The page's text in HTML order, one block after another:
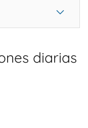
diarias